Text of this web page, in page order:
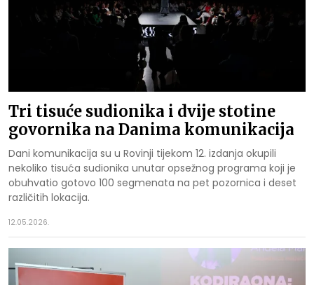
Tri tisuće sudionika i dvije stotine
govornika na Danima komunikacija
Dani komunikacija su u Rovinji tijekom 12. izdanja okupili
nekoliko tisuća sudionika unutar opsežnog programa koji je
obuhvatio gotovo 100 segmenata na pet pozornica i deset
različitih lokacija.
12.05.2026.